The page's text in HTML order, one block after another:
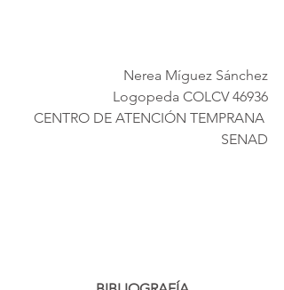
Nerea Míguez Sánchez
Logopeda COLCV 46936
CENTRO DE ATENCIÓN TEMPRANA
SENAD